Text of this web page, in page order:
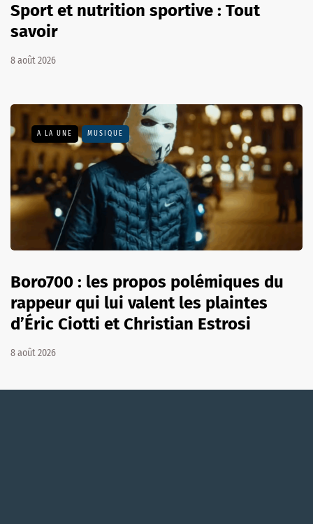
Sport et nutrition sportive : Tout
savoir
8 août 2026
A LA UNE MUSIQUE
Boro700 : les propos polémiques du
rappeur qui lui valent les plaintes
d’Éric Ciotti et Christian Estrosi
8 août 2026